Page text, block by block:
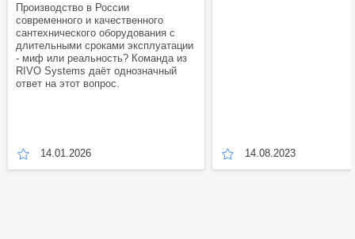
Производство в России
современного и качественного
сантехнического оборудования с
длительными сроками эксплуатации
- миф или реальность? Команда из
RIVO Systems даёт однозначный
ответ на этот вопрос.
14.01.2026 14.08.2023